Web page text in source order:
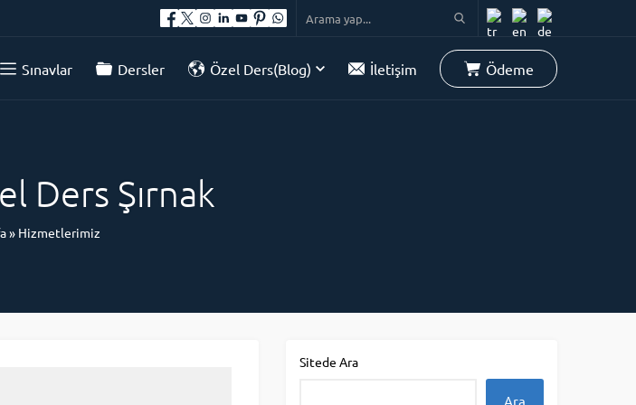
Sınavlar Dersler Özel Ders(Blog) İletişim Ödeme
Ders Şırnak
» Hizmetlerimiz
Sitede Ara